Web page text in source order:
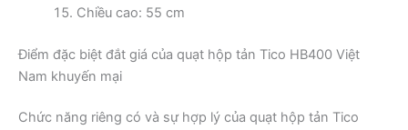
Chiều cao: 55 cm
Điểm đặc biệt đắt giá của quạt hộp tản Tico HB400 Việt
Nam khuyến mại
Chức năng riêng có và sự hợp lý của quạt hộp tản Tico